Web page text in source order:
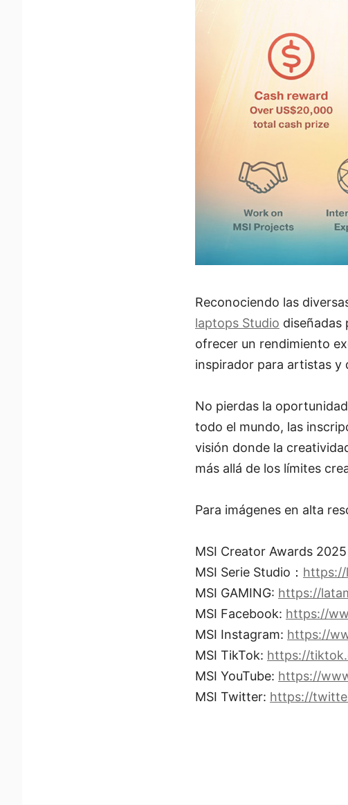
Reconociendo las
laptops Studio diseñadas
ofrecer un rendimiento
inspirador para artistas y
No pierdas la
todo el mundo, las
visión donde la
más allá de los límites
Para imágenes en alta
MSI Creator Awards 2025
MSI Serie Studio： https://
MSI GAMING: https://
MSI Facebook: https://
MSI Instagram: https://
MSI TikTok: https://
MSI YouTube: https://
MSI Twitter: https://